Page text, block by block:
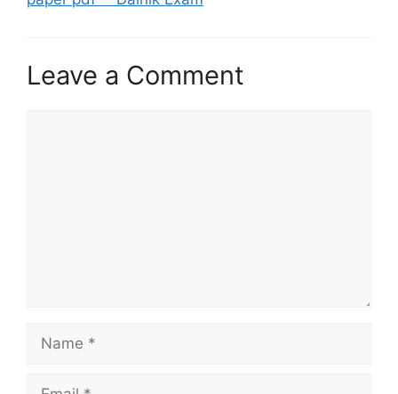
Leave a Comment
Name
Email